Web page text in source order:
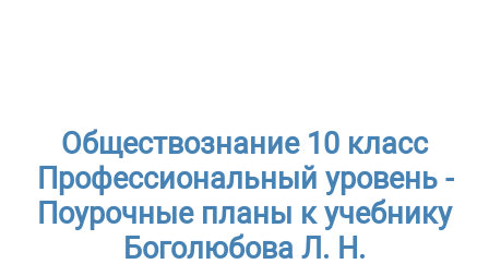
Обществознание 10 класс
Профессиональный уровень -
Поурочные планы к учебнику
Боголюбова Л. Н.